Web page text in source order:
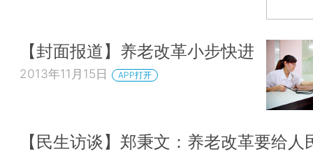
【封面报道】养老改革小步快进
2013年11月15日 APP打开
【民生访谈】郑秉文：养老改革要给人